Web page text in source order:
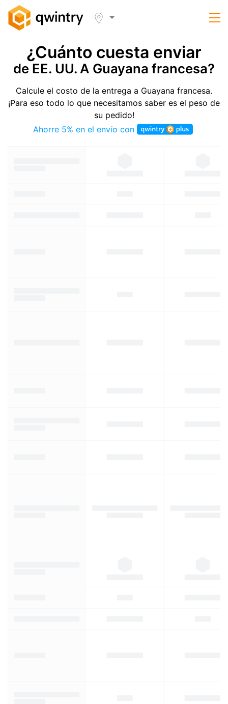
¿Cuánto cuesta enviar
de EE. UU. A Guayana francesa?
Calcule el costo de la entrega a Guayana francesa.
¡Para eso todo lo que necesitamos saber es el peso de
su pedido!
Ahorre 5% en el envío con